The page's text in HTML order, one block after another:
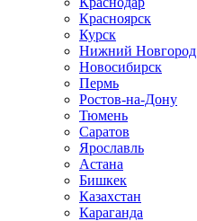
Красноярск
Курск
Нижний Новгород
Новосибирск
Пермь
Ростов-на-Дону
Тюмень
Саратов
Ярославль
Астана
Бишкек
Казахстан
Караганда